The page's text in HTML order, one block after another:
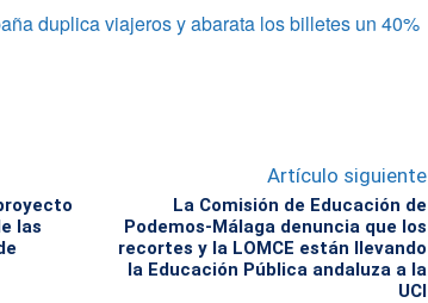
duplica viajeros y abarata los billetes un 40%
las
Artículo siguiente
La Comisión de Educación de
Podemos-Málaga denuncia que los
recortes y la LOMCE están llevando
la Educación Pública andaluza a la
UCI